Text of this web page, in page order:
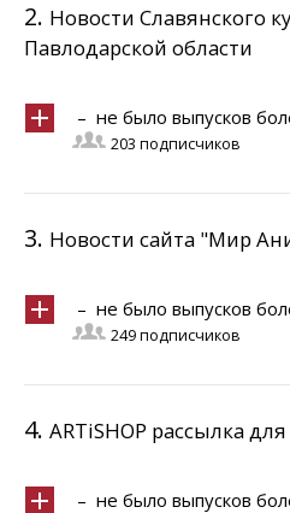
2. Новости Славянского
Павлодарской области
– не было выпусков
203 подписчиков
3. Новости сайта "Мир
– не было выпусков
249 подписчиков
4. ARTiSHOP рассылка
– не было выпусков